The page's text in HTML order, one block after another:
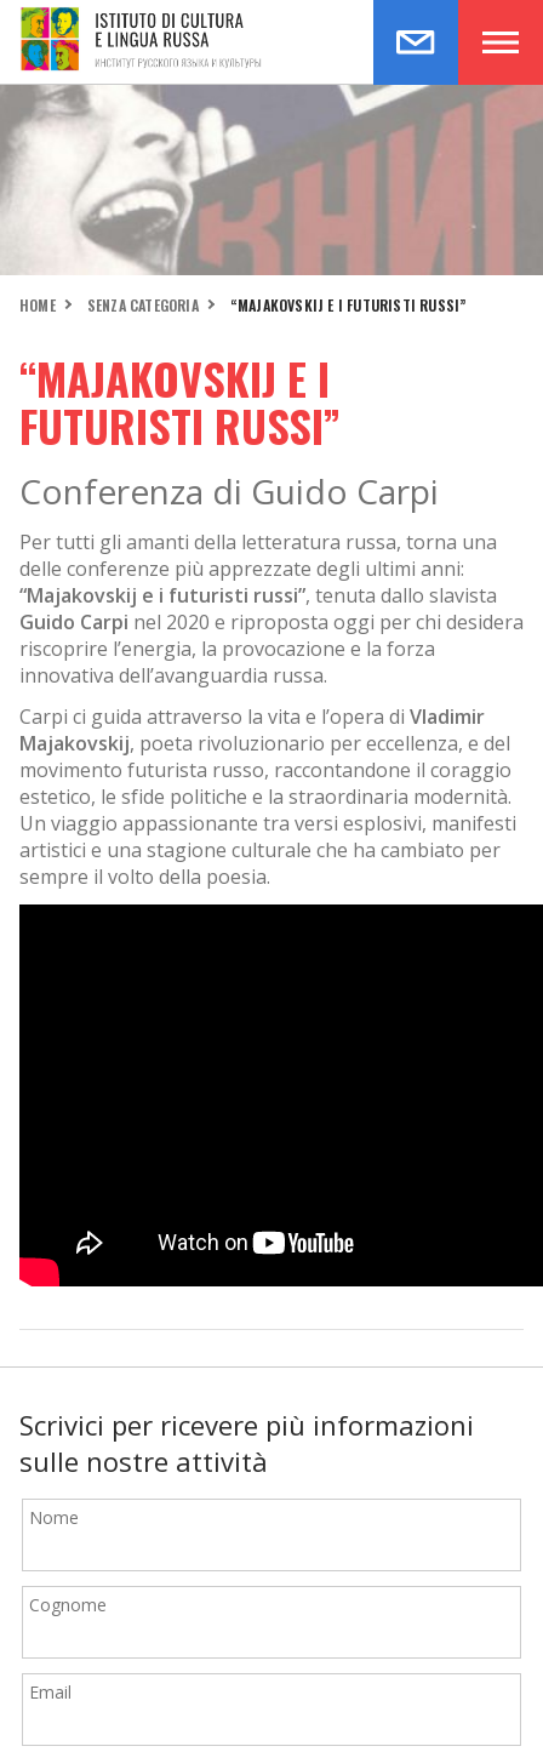
HOME SENZA CATEGORIA “MAJAKOVSKIJ E I FUTURISTI RUSSI”
“MAJAKOVSKIJ E I
FUTURISTI RUSSI”
Conferenza di Guido Carpi
Per tutti gli amanti della letteratura russa, torna una
delle conferenze più apprezzate degli ultimi anni:
“Majakovskij e i futuristi russi”, tenuta dallo slavista
Guido Carpi nel 2020 e riproposta oggi per chi desidera
riscoprire l’energia, la provocazione e la forza
innovativa dell’avanguardia russa.
Carpi ci guida attraverso la vita e l’opera di Vladimir
Majakovskij, poeta rivoluzionario per eccellenza, e del
movimento futurista russo, raccontandone il coraggio
estetico, le sfide politiche e la straordinaria modernità.
Un viaggio appassionante tra versi esplosivi, manifesti
artistici e una stagione culturale che ha cambiato per
sempre il volto della poesia.
Scrivici per ricevere più informazioni
sulle nostre attività
Nome
Cognome
Email